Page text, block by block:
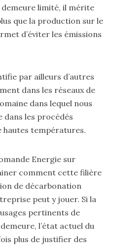
demeure limité, il mérite
que la production sur le
d’éviter les émissions
par ailleurs d’autres
dans les réseaux de
dans lequel nous
dans les procédés
températures.
Energie sur
comment cette filière
de décarbonation
peut y jouer. Si la
pertinents de
l’état actuel du
plus de justifier des